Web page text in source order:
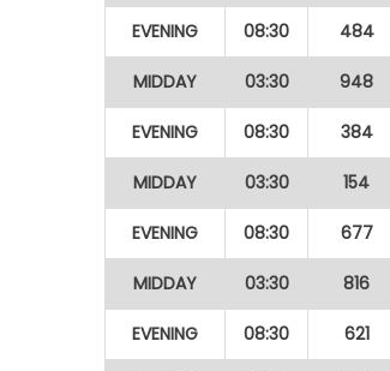
EVENING 08:30 484
MIDDAY 03:30 948
EVENING 08:30 384
MIDDAY 03:30 154
EVENING 08:30 677
MIDDAY 03:30 816
EVENING 08:30 621